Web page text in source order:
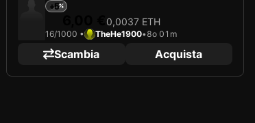
+5
0,0037 ETH
16/1000 • TheHe1900•8o 01m
Scambia Acquista